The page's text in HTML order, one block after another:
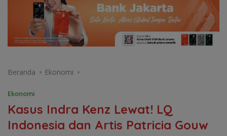
Beranda Ekonomi
Ekonomi
Kasus Indra Kenz Lewat! LQ
Indonesia dan Artis Patricia Gouw